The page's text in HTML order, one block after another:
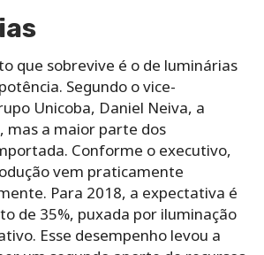
que sobrevive é o de luminárias
Segundo o vice-
Unicoba, Daniel Neiva, a
mas a maior parte dos
Conforme o executivo,
vem praticamente
Para 2018, a expectativa é
de 35%, puxada por iluminação
Esse desempenho levou a